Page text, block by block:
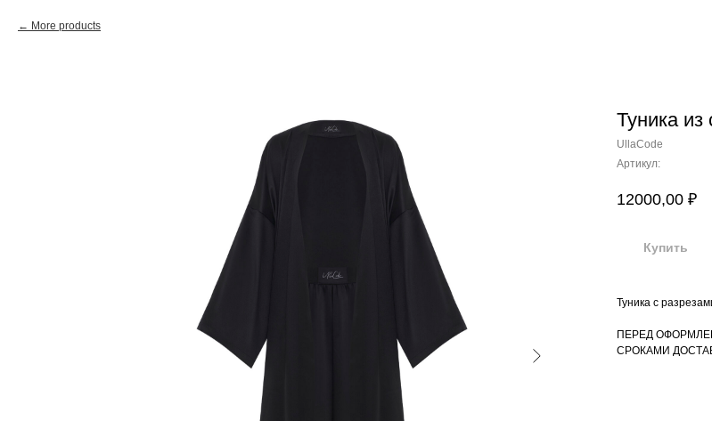
More products
Туника из
UllaCode
Артикул:
12000,00 ₽
Купить
Туника с
ПЕРЕД
СРОКАМИ